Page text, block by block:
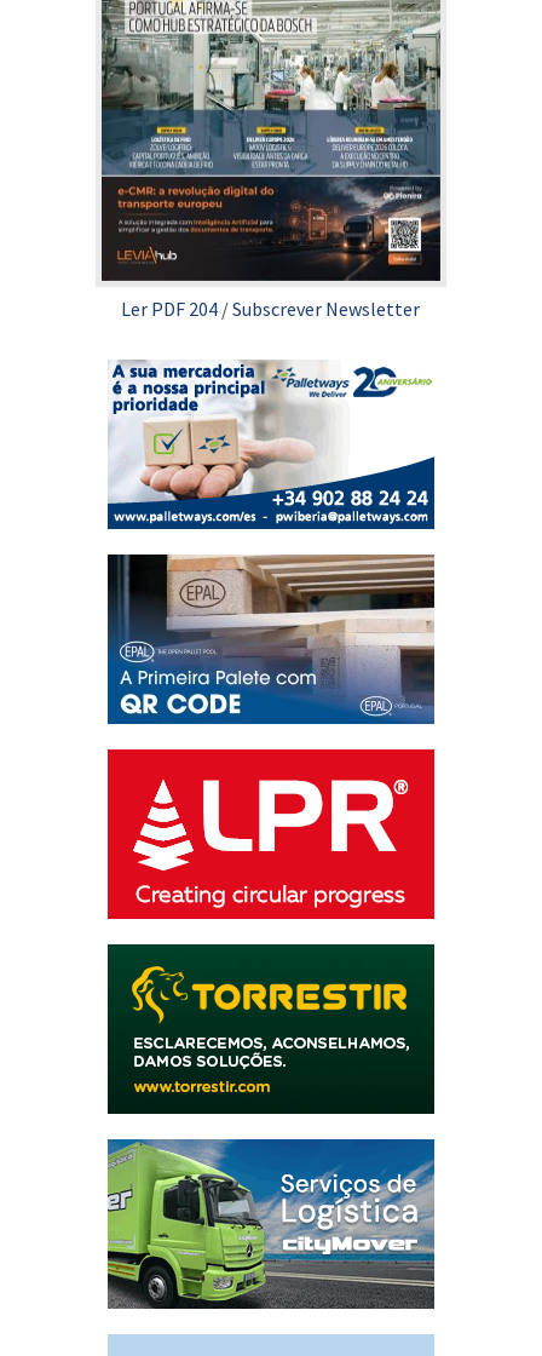
Ler PDF 204 /Subscrever Newsletter